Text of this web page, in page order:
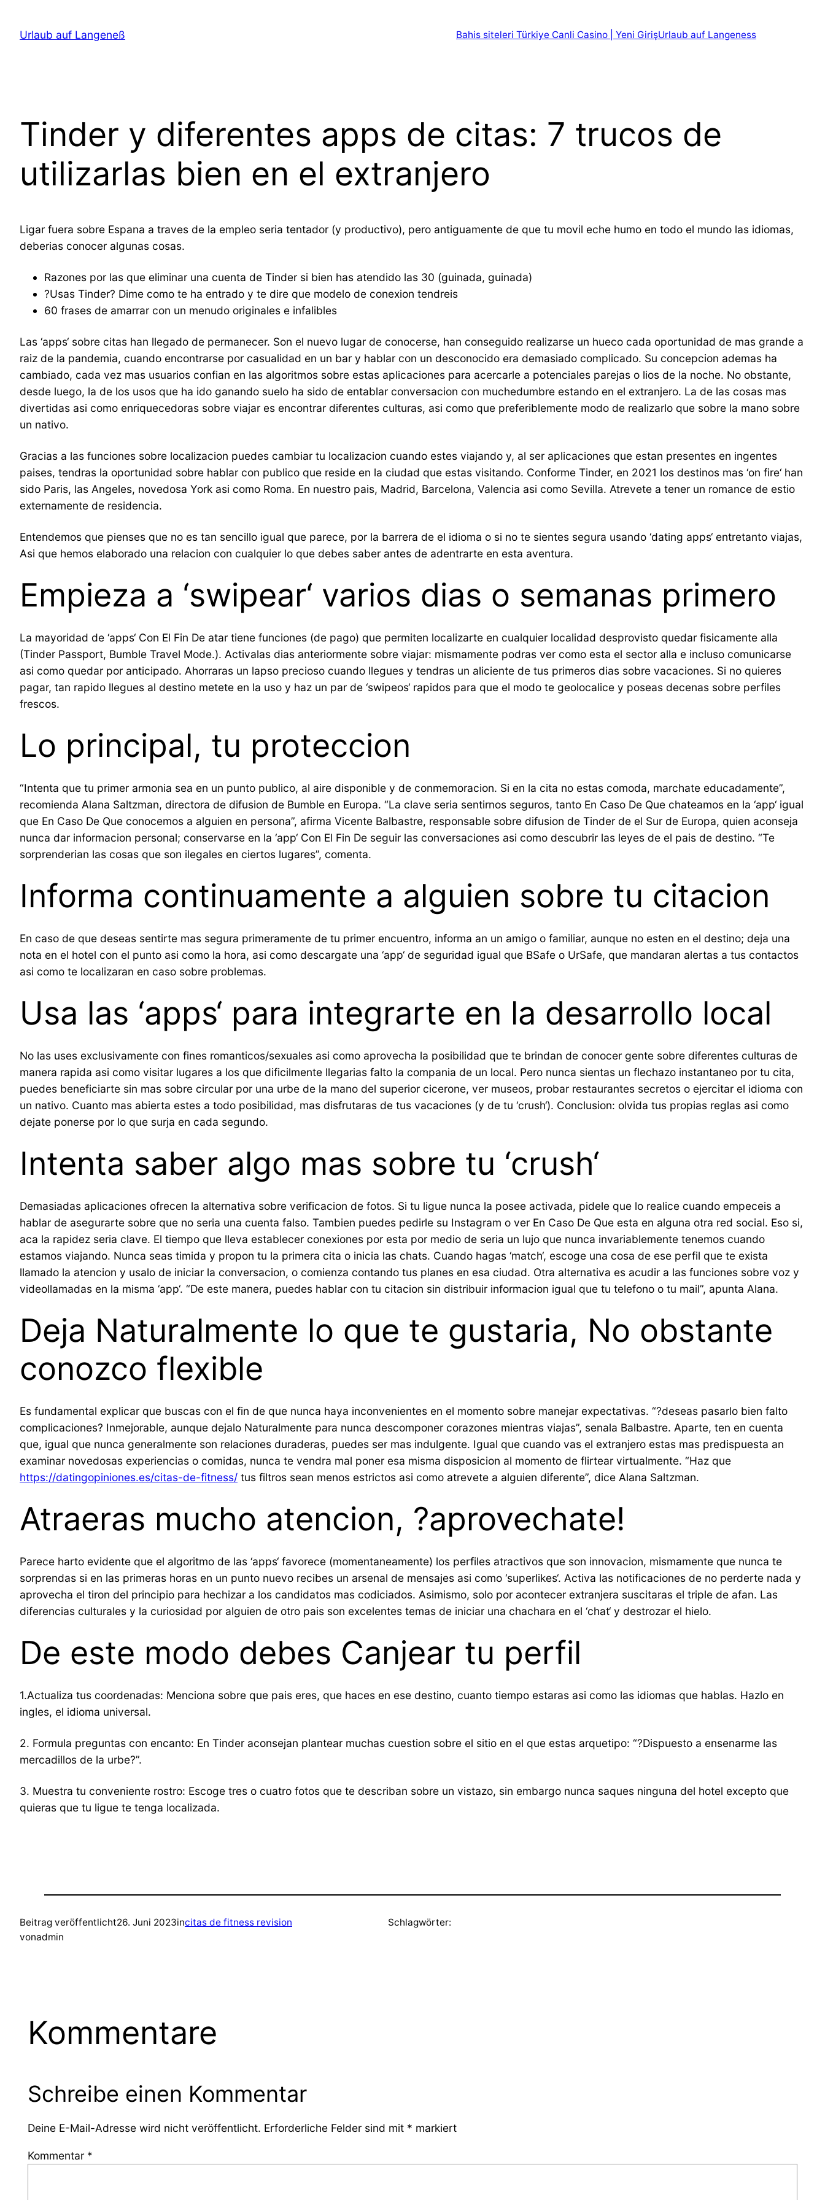
InhaltUrlaub auf Langeneß Bahis siteleri Türkiye Canli Casino | Yeni GirişUrlaub auf Langeness
Tinder y diferentes apps de citas: 7 trucos de
utilizarlas bien en el extranjero
Ligar fuera sobre Espana a traves de la empleo seri­a tentador (y productivo), pero antiguamente de que tu movil eche humo en todo el mundo las idiomas,
deberias conocer algunas cosas.
Razones por las que eliminar una cuenta de Tinder si bien has atendido las 30 (guinada, guinada)
?Usas Tinder? Dime como te ha entrado y te dire que modelo de conexion tendreis
60 frases de amarrar con un menudo originales e infalibles
Las ‘apps‘ sobre citas han llegado de permanecer. Son el nuevo lugar de conocerse, han conseguido realizarse un hueco cada oportunidad de mas grande a
raiz de la pandemia, cuando encontrarse por casualidad en un bar y hablar con un desconocido era demasiado complicado. Su concepcion ademas ha
cambiado, cada vez mas usuarios confian en las algoritmos sobre estas aplicaciones para acercarle a potenciales parejas o lios de la noche. No obstante,
desde luego, la de los usos que ha ido ganando suelo ha sido de entablar conversacion con muchedumbre estando en el extranjero. La de las cosas mas
divertidas asi­ como enriquecedoras sobre viajar es encontrar diferentes culturas, asi­ como que preferiblemente modo de realizarlo que sobre la mano sobre
un nativo.
Gracias a las funciones sobre localizacion puedes cambiar tu localizacion cuando estes viajando y, al ser aplicaciones que estan presentes en ingentes
paises, tendras la oportunidad sobre hablar con publico que reside en la ciudad que estas visitando. Conforme Tinder, en 2021 los destinos mas ‘on fire‘ han
sido Paris, las Angeles, novedosa York asi­ como Roma. En nuestro pais, Madrid, Barcelona, Valencia asi­ como Sevilla. Atrevete a tener un romance de esti­o
externamente de residencia.
Entendemos que pienses que no es tan sencillo igual que parece, por la barrera de el idioma o si no te sientes segura usando ‘dating apps‘ entretanto viajas,
Asi que hemos elaborado una relacion con cualquier lo que debes saber antes de adentrarte en esta aventura.
Empieza a ‘swipear‘ varios dias o semanas primero
La mayoridad de ‘apps‘ Con El Fin De atar tiene funciones (de pago) que permiten localizarte en cualquier localidad desprovisto quedar fisicamente alla
(Tinder Passport, Bumble Travel Mode.). Activalas dias anteriormente sobre viajar: mismamente podras ver como esta el sector alla e incluso comunicarse
asi­ como quedar por anticipado. Ahorraras un lapso precioso cuando llegues y tendras un aliciente de tus primeros dias sobre vacaciones. Si no quieres
pagar, tan rapido llegues al destino metete en la uso y haz un par de ‘swipeos‘ rapidos para que el modo te geolocalice y poseas decenas sobre perfiles
frescos.
Lo principal, tu proteccion
“Intenta que tu primer armonia sea en un punto publico, al aire disponible y de conmemoracion. Si en la cita no estas comoda, marchate educadamente”,
recomienda Alana Saltzman, directora de difusion de Bumble en Europa. “La clave seri­a sentirnos seguros, tanto En Caso De Que chateamos en la ‘app‘ igual
que En Caso De Que conocemos a alguien en persona”, afirma Vicente Balbastre, responsable sobre difusion de Tinder de el Sur de Europa, quien aconseja
nunca dar informacion personal; conservarse en la ‘app‘ Con El Fin De seguir las conversaciones asi­ como descubrir las leyes de el pais de destino. “Te
sorprenderian las cosas que son ilegales en ciertos lugares”, comenta.
Informa continuamente a alguien sobre tu citacion
En caso de que deseas sentirte mas segura primeramente de tu primer encuentro, informa an un amigo o familiar, aunque no esten en el destino; deja una
nota en el hotel con el punto asi­ como la hora, asi­ como descargate una ‘app‘ de seguridad igual que BSafe o UrSafe, que mandaran alertas a tus contactos
asi­ como te localizaran en caso sobre problemas.
Usa las ‘apps‘ para integrarte en la desarrollo local
No las uses exclusivamente con fines romanticos/sexuales asi­ como aprovecha la posibilidad que te brindan de conocer gente sobre diferentes culturas de
manera rapida asi­ como visitar lugares a los que dificilmente llegarias falto la compania de un local. Pero nunca sientas un flechazo instantaneo por tu cita,
puedes beneficiarte sin mas sobre circular por una urbe de la mano del superior cicerone, ver museos, probar restaurantes secretos o ejercitar el idioma con
un nativo. Cuanto mas abierta estes a todo posibilidad, mas disfrutaras de tus vacaciones (y de tu ‘crush‘). Conclusion: olvida tus propias reglas asi­ como
dejate ponerse por lo que surja en cada segundo.
Intenta saber algo mas sobre tu ‘crush‘
Demasiadas aplicaciones ofrecen la alternativa sobre verificacion de fotos. Si tu ligue nunca la posee activada, pidele que lo realice cuando empeceis a
hablar de asegurarte sobre que no seri­a una cuenta falso. Tambien puedes pedirle su Instagram o ver En Caso De Que esta en alguna otra red social. Eso si,
aca la rapidez seri­a clave. El tiempo que lleva establecer conexiones por esta por medio de seri­a un lujo que nunca invariablemente tenemos cuando
estamos viajando. Nunca seas timida y propon tu la primera cita o inicia las chats. Cuando hagas ‘match‘, escoge una cosa de ese perfil que te exista
llamado la atencion y usalo de iniciar la conversacion, o comienza contando tus planes en esa ciudad. Otra alternativa es acudir a las funciones sobre voz y
videollamadas en la misma ‘app‘. “De este manera, puedes hablar con tu citacion sin distribuir informacion igual que tu telefono o tu mail”, apunta Alana.
Deja Naturalmente lo que te gustaria, No obstante
conozco flexible
Es fundamental explicar que buscas con el fin de que nunca haya inconvenientes en el momento sobre manejar expectativas. “?deseas pasarlo bien falto
complicaciones? Inmejorable, aunque dejalo Naturalmente para nunca descomponer corazones mientras viajas”, senala Balbastre. Aparte, ten en cuenta
que, igual que nunca generalmente son relaciones duraderas, puedes ser mas indulgente. Igual que cuando vas el extranjero estas mas predispuesta an
examinar novedosas experiencias o comidas, nunca te vendra mal poner esa misma disposicion al momento de flirtear virtualmente. “Haz que
https://datingopiniones.es/citas-de-fitness/ tus filtros sean menos estrictos asi­ como atrevete a alguien diferente”, dice Alana Saltzman.
Atraeras mucho atencion, ?aprovechate!
Parece harto evidente que el algoritmo de las ‘apps‘ favorece (momentaneamente) los perfiles atractivos que son innovacion, mismamente que nunca te
sorprendas si en las primeras horas en un punto nuevo recibes un arsenal de mensajes asi­ como ‘superlikes‘. Activa las notificaciones de no perderte nada y
aprovecha el tiron del principio para hechizar a los candidatos mas codiciados. Asimismo, solo por acontecer extranjera suscitaras el triple de afan. Las
diferencias culturales y la curiosidad por alguien de otro pais son excelentes temas de iniciar una chachara en el ‘chat‘ y destrozar el hielo.
De este modo debes Canjear tu perfil
1.Actualiza tus coordenadas: Menciona sobre que pais eres, que haces en ese destino, cuanto tiempo estaras asi­ como las idiomas que hablas. Hazlo en
ingles, el idioma universal.
2. Formula preguntas con encanto: En Tinder aconsejan plantear muchas cuestion sobre el sitio en el que estas arquetipo: “?Dispuesto a ensenarme las
mercadillos de la urbe?”.
3. Muestra tu conveniente rostro: Escoge tres o cuatro fotos que te describan sobre un vistazo, sin embargo nunca saques ninguna del hotel excepto que
quieras que tu ligue te tenga localizada.
Beitrag veröffentlicht26. Juni 2023incitas de fitness revision
vonadmin
Schlagwörter:
Kommentare
Schreibe einen Kommentar
Deine E-Mail-Adresse wird nicht veröffentlicht. Erforderliche Felder sind mit * markiert
Kommentar *